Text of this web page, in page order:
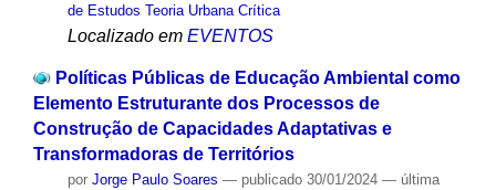
de Estudos Teoria Urbana Crítica
Localizado em EVENTOS
Políticas Públicas de Educação Ambiental como
Elemento Estruturante dos Processos de
Construção de Capacidades Adaptativas e
Transformadoras de Territórios
por Jorge Paulo Soares — publicado30/01/2024 — última